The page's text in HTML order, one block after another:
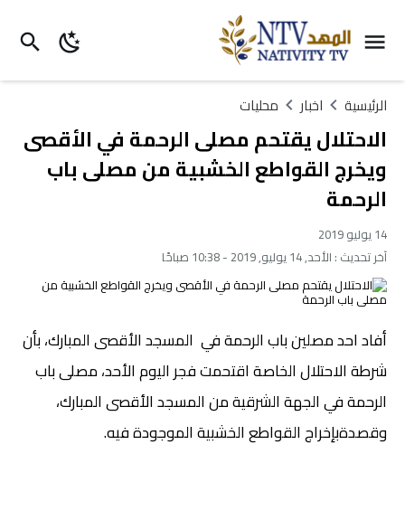
الرئيسية اخبار محليات
الاحتلال يقتحم مصلى الرحمة في الأقصى
ويخرج القواطع الخشبية من مصلى باب
الرحمة
14 يوليو 2019
آخر تحديث : الأحد, 14 يوليو, 2019 - 10:38 صباحًا
أفاد احد مصلين باب الرحمة في المسجد الأقصى المبارك، بأن
شرطة الاحتلال الخاصة اقتحمت فجر اليوم الأحد، مصلى باب
الرحمة في الجهة الشرقية من المسجد الأقصى المبارك،
وقصدةبإخراج القواطع الخشبية الموجودة فيه.